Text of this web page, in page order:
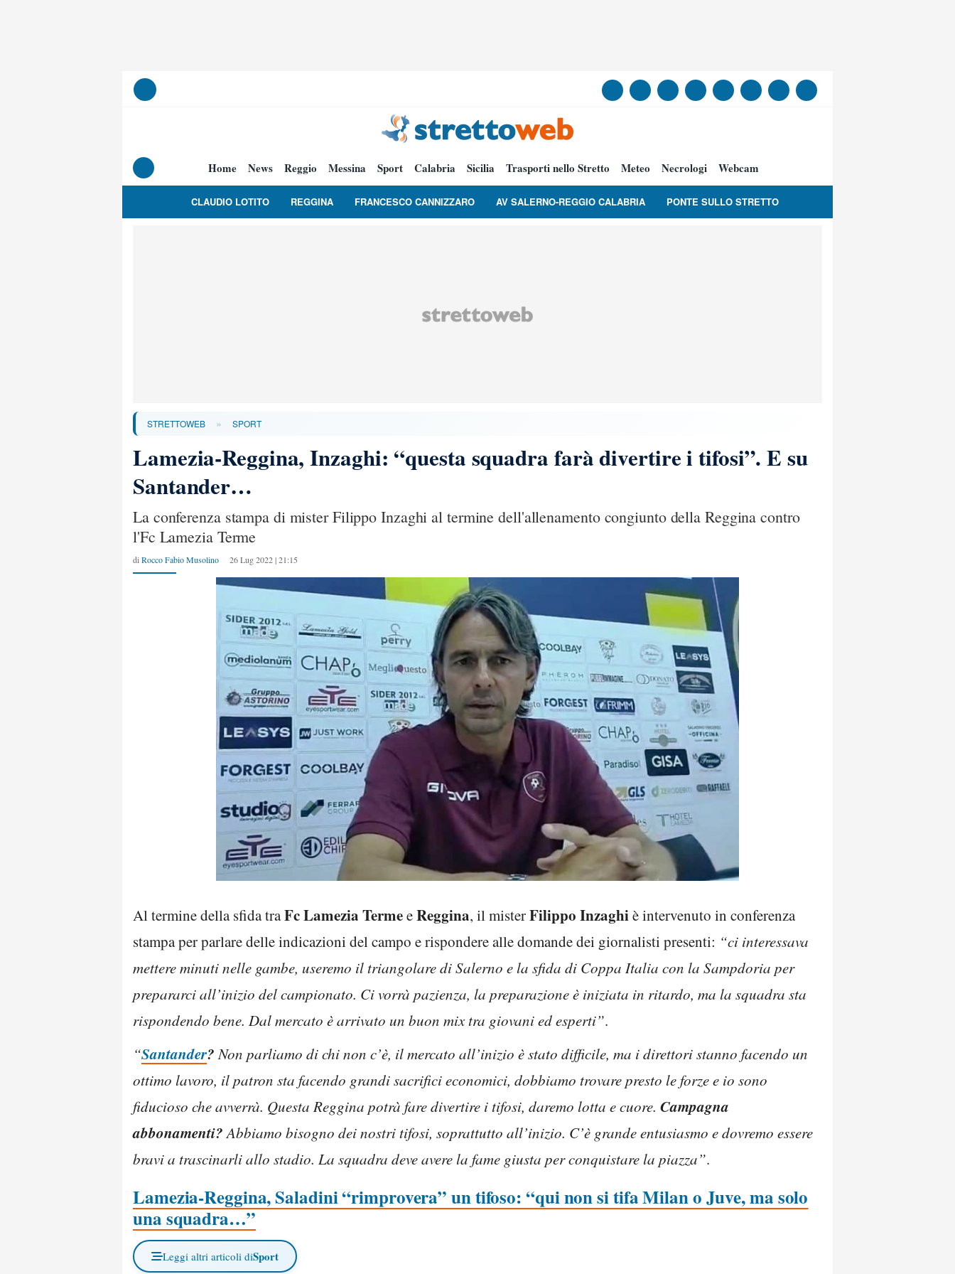
Home News Reggio Messina Sport Calabria Sicilia Trasporti nello Stretto Meteo Necrologi Webcam
CLAUDIO LOTITO REGGINA FRANCESCO CANNIZZARO AV SALERNO-REGGIO CALABRIA PONTE SULLO STRETTO
STRETTOWEB » SPORT
Lamezia-Reggina, Inzaghi: “questa squadra farà divertire i tifosi”. E su
Santander…
La conferenza stampa di mister Filippo Inzaghi al termine dell'allenamento congiunto della Reggina contro
l'Fc Lamezia Terme
di Rocco Fabio Musolino 26 Lug 2022 | 21:15
Al termine della sfida traFc Lamezia TermeeReggina, il misterFilippo Inzaghiè intervenuto in conferenza
stampa per parlare delle indicazioni del campo e rispondere alle domande dei giornalisti presenti: “ci interessava
mettere minuti nelle gambe, useremo il triangolare di Salerno e la sfida di Coppa Italia con la Sampdoria per
prepararci all’inizio del campionato. Ci vorrà pazienza, la preparazione è iniziata in ritardo, ma la squadra sta
rispondendo bene. Dal mercato è arrivato un buon mix tra giovani ed esperti”.
“Santander?Non parliamo di chi non c’è, il mercato all’inizio è stato difficile, ma i direttori stanno facendo un
ottimo lavoro, il patron sta facendo grandi sacrifici economici, dobbiamo trovare presto le forze e io sono
fiducioso che avverrà. Questa Reggina potrà fare divertire i tifosi, daremo lotta e cuore. Campagna
abbonamenti?Abbiamo bisogno dei nostri tifosi, soprattutto all’inizio. C’è grande entusiasmo e dovremo essere
bravi a trascinarli allo stadio. La squadra deve avere la fame giusta per conquistare la piazza”.
Lamezia-Reggina, Saladini “rimprovera” un tifoso: “qui non si tifa Milan o Juve, ma solo
una squadra…”
Leggi altri articoli diSport